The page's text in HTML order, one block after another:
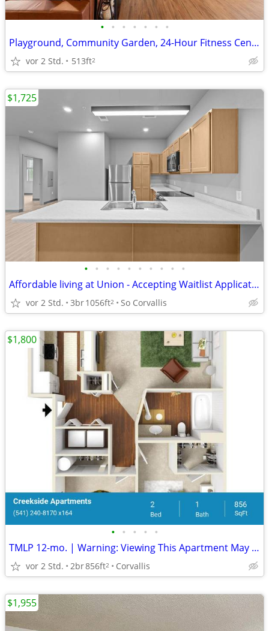
• • • • • • •
Playground, Community Garden, 24-Hour Fitness Center
vor 2 Std. 513ft2
• • • • • • • • • •
Affordable living at Union - Accepting Waitlist Applications
vor 2 Std. 3br1056ft2 So Corvallis
$1,725
• • • • •
TMLP 12-mo. | Warning: Viewing This Apartment May Cause Lease Signing
vor 2 Std. 2br856ft2 Corvallis
$1,800
$1,955